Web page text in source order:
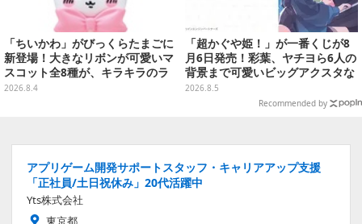
「ちいかわ」がびっくらたまごに
新登場！大きなリボンが可愛いマ
スコット全8種が、キラキラのラ
メ入り入浴剤から飛び出す
2026.8.4
「超かぐや姫！」が一番くじが8
月6日発売！彩葉、ヤチヨら6人の
背景まで可愛いビッグアクスタな
ど
2026.8.5
Recommended by
アプリゲーム開発サポートスタッフ・キャリアアップ支援
「正社員/土日祝休み」20代活躍中
Yts株式会社
東京都